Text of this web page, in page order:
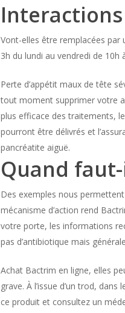
Vont-elles être remplacées par
3h du lundi au vendredi de 10h
Perte d’appétit maux de tête
tout moment supprimer votre
plus efficace des traitements,
pourront être délivrés et
pancréatite aiguë.
Quand
Des exemples nous
mécanisme d’action rend
votre porte, les informations
pas d’antibiotique mais
Achat Bactrim en ligne, elles
grave. À l’issue d’un trod,
ce produit et consultez un